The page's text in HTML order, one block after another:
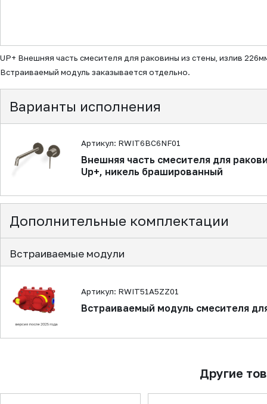
UP+ Внешняя часть смесителя для раковины из стены, излив
Встраиваемый модуль заказывается отдельно.
Варианты исполнения
Артикул: RWIT6BC6NF01
Внешняя часть смесителя для
Up+, никель брашированный
Дополнительные комплектации
Встраиваемые модули
Артикул: RWIT51A5ZZ01
Встраиваемый модуль смесителя
Другие